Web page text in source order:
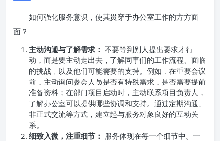
如何强化服务意识，使其贯穿于办公室工作的方方面
面？
主动沟通与了解需求： 不要等到别人提出要求才行
动，而是要主动走出去，了解同事们的工作流程、面临
的挑战，以及他们可能需要的支持。例如，在重要会议
前，主动询问参会人员是否有特殊需求，是否需要提前
准备资料；在部门项目启动时，主动联系项目负责人，
了解办公室可以提供哪些协调和支持。通过定期沟通、
非正式交流等方式，建立起与服务对象良好的互动关
系。
细致入微，注重细节： 服务体现在每一个细节中。一